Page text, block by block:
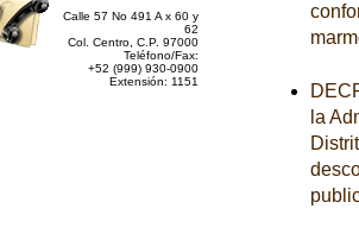
Calle 57 No 491 A x 60 y
62
Col. Centro, C.P. 97000
Teléfono/Fax:
+52 (999) 930-0900
Extensión: 1151
la